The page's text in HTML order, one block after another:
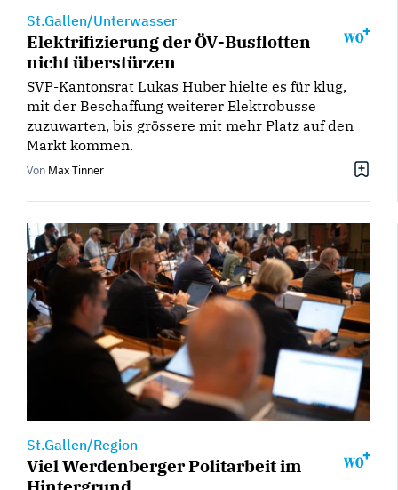
St.Gallen/Unterwasser
Elektrifizierung der ÖV-Busflotten
nicht überstürzen
SVP-Kantonsrat Lukas Huber hielte es für klug,
mit der Beschaffung weiterer Elektrobusse
zuzuwarten, bis grössere mit mehr Platz auf den
Markt kommen.
Von Max Tinner
St.Gallen/Region
Viel Werdenberger Politarbeit im